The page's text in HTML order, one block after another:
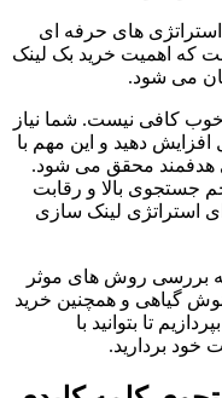
استراتژی های حرفه ای
که اهمیت خرید بک لینک
می شود.
خوب کافی نیست. شما نیاز
افزایش دهید و این مهم با
هدفمند محقق می شود.
جستجوی بالا و رقابت
استراتژی لینک سازی
بررسی روش های موثر
گیاهی و همچنین خرید
تا بتوانید با
خود بردارید.